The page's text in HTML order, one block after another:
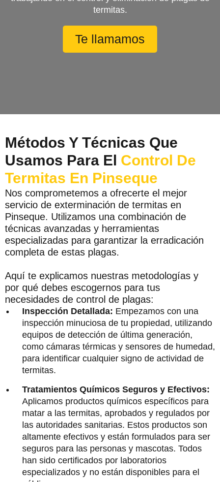
termitas.
Te llamamos
Métodos Y Técnicas Que
Usamos Para El Control De
Termitas En Pinseque
Nos comprometemos a ofrecerte el mejor
servicio de exterminación de termitas en
Pinseque. Utilizamos una combinación de
técnicas avanzadas y herramientas
especializadas para garantizar la erradicación
completa de estas plagas.
Aquí te explicamos nuestras metodologías y
por qué debes escogernos para tus
necesidades de control de plagas:
Inspección Detallada: Empezamos con una
inspección minuciosa de tu propiedad, utilizando
equipos de detección de última generación,
como cámaras térmicas y sensores de humedad,
para identificar cualquier signo de actividad de
termitas.
Tratamientos Químicos Seguros y Efectivos:
Aplicamos productos químicos específicos para
matar a las termitas, aprobados y regulados por
las autoridades sanitarias. Estos productos son
altamente efectivos y están formulados para ser
seguros para las personas y mascotas. Todos
han sido certificados por laboratorios
especializados y no están disponibles para el